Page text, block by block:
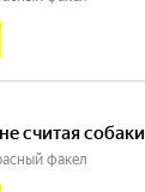
считая собаки
факел